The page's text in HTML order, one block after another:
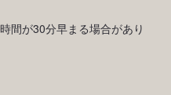
間が30分早まる場合があり